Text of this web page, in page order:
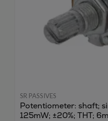
SR PASSIVES
Potentiometer: shaft;
125mW; ±20%; THT;